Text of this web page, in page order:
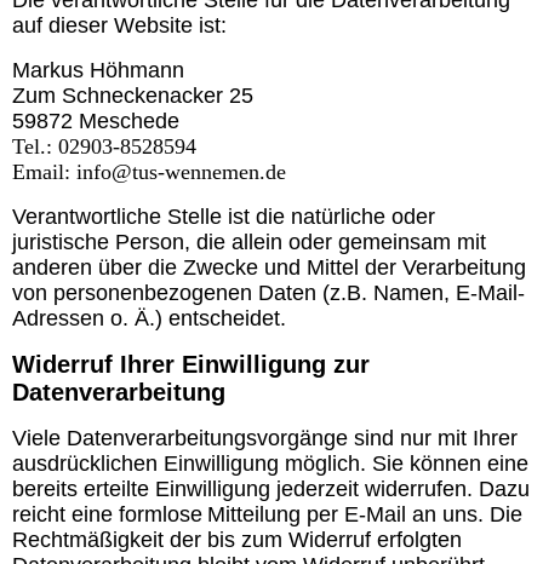
auf dieser Website ist:
Markus Höhmann
Zum Schneckenacker 25
59872 Meschede
Tel.: 02903-8528594
Email: info@tus-wennemen.de
Verantwortliche Stelle ist die natürliche oder
juristische Person, die allein oder gemeinsam mit
anderen über die Zwecke und Mittel der Verarbeitung
von personenbezogenen Daten (z.B. Namen, E-Mail-
Adressen o. Ä.) entscheidet.
Widerruf Ihrer Einwilligung zur
Datenverarbeitung
Viele Datenverarbeitungsvorgänge sind nur mit Ihrer
ausdrücklichen Einwilligung möglich. Sie können eine
bereits erteilte Einwilligung jederzeit widerrufen. Dazu
reicht eine formlose Mitteilung per E-Mail an uns. Die
Rechtmäßigkeit der bis zum Widerruf erfolgten